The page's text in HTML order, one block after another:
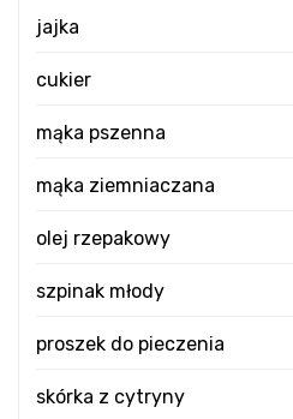
jajka
cukier
mąka pszenna
mąka ziemniaczana
olej rzepakowy
szpinak młody
proszek do pieczenia
skórka z cytryny